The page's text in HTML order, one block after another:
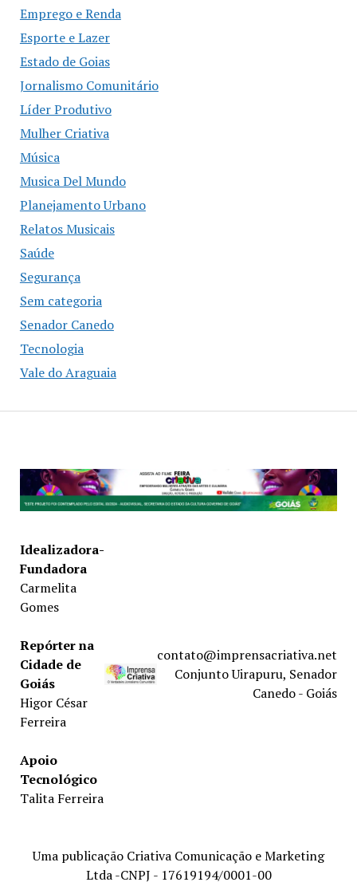
Emprego e Renda
Esporte e Lazer
Estado de Goias
Jornalismo Comunitário
Líder Produtivo
Mulher Criativa
Música
Musica Del Mundo
Planejamento Urbano
Relatos Musicais
Saúde
Segurança
Sem categoria
Senador Canedo
Tecnologia
Vale do Araguaia
Idealizadora-
Fundadora
Carmelita
Gomes
Repórter na
Cidade de
Goiás
Higor César
Ferreira
Apoio
Tecnológico
Talita Ferreira
contato@imprensacriativa.net
Conjunto Uirapuru, Senador
Canedo - Goiás
Uma publicação Criativa Comunicação e Marketing
Ltda -CNPJ - 17619194/0001-00